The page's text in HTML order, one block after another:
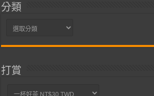
分類
分
打賞